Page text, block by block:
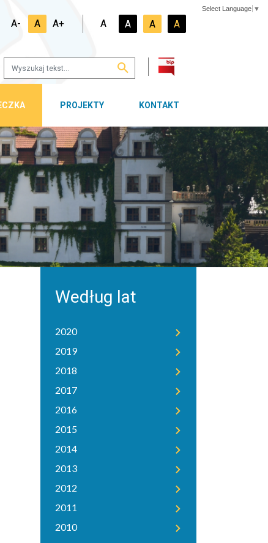
Select Language ▼
A- A A+ A A A A
PROJEKTY KONTAKT
Według lat
2020
2019
2018
2017
2016
2015
2014
2013
2012
2011
2010